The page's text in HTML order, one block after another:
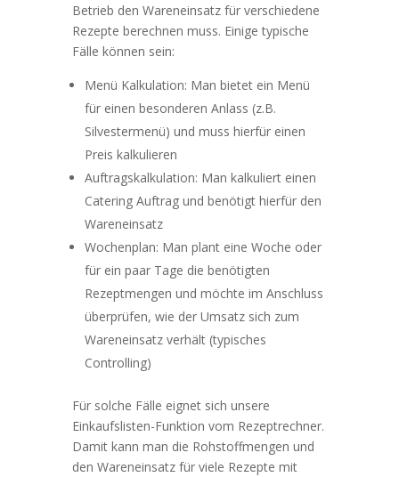
Betrieb den Wareneinsatz für verschiedene
Rezepte berechnen muss. Einige typische
Fälle können sein:
Menü Kalkulation: Man bietet ein Menü
für einen besonderen Anlass (z.B.
Silvestermenü) und muss hierfür einen
Preis kalkulieren
Auftragskalkulation: Man kalkuliert einen
Catering Auftrag und benötigt hierfür den
Wareneinsatz
Wochenplan: Man plant eine Woche oder
für ein paar Tage die benötigten
Rezeptmengen und möchte im Anschluss
überprüfen, wie der Umsatz sich zum
Wareneinsatz verhält (typisches
Controlling)
Für solche Fälle eignet sich unsere
Einkaufslisten-Funktion vom Rezeptrechner.
Damit kann man die Rohstoffmengen und
den Wareneinsatz für viele Rezepte mit